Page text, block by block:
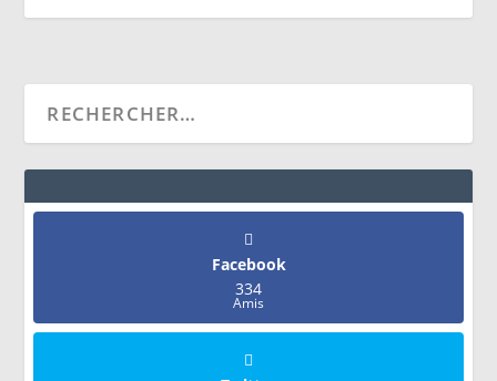
Facebook
334
Amis